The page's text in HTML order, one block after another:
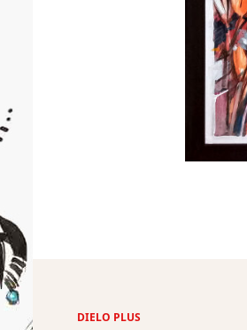
DIELO PLUS